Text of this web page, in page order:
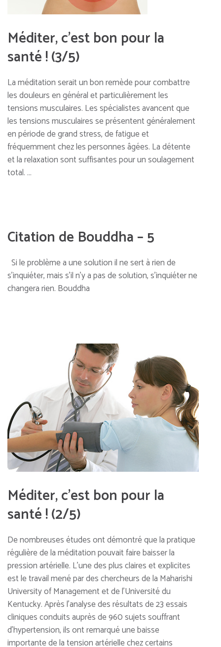
Méditer, c’est bon pour la
santé ! (3/5)
La méditation serait un bon remède pour combattre
les douleurs en général et particulièrement les
tensions musculaires. Les spécialistes avancent que
les tensions musculaires se présentent généralement
en période de grand stress, de fatigue et
fréquemment chez les personnes âgées. La détente
et la relaxation sont suffisantes pour un soulagement
total. …
Citation de Bouddha – 5
Si le problème a une solution il ne sert à rien de
s’inquiéter, mais s’il n’y a pas de solution, s’inquiéter ne
changera rien. Bouddha
Méditer, c’est bon pour la
santé ! (2/5)
De nombreuses études ont démontré que la pratique
régulière de la méditation pouvait faire baisser la
pression artérielle. L’une des plus claires et explicites
est le travail mené par des chercheurs de la Maharishi
University of Management et de l’Université du
Kentucky. Après l’analyse des résultats de 23 essais
cliniques conduits auprès de 960 sujets souffrant
d’hypertension, ils ont remarqué une baisse
importante de la tension artérielle chez certains